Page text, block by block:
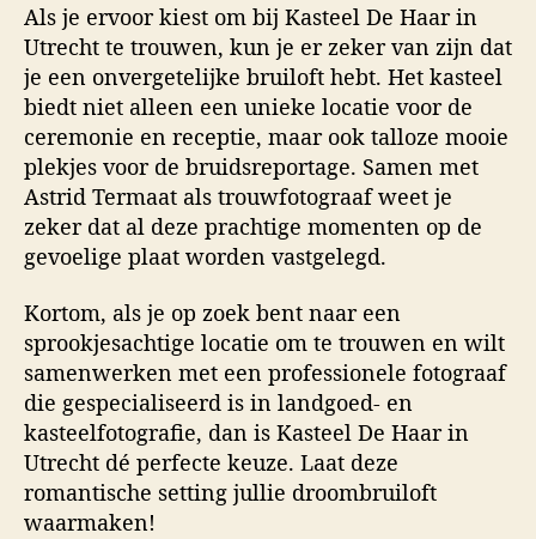
Als je ervoor kiest om bij Kasteel De Haar in
Utrecht te trouwen, kun je er zeker van zijn dat
je een onvergetelijke bruiloft hebt. Het kasteel
biedt niet alleen een unieke locatie voor de
ceremonie en receptie, maar ook talloze mooie
plekjes voor de bruidsreportage. Samen met
Astrid Termaat als trouwfotograaf weet je
zeker dat al deze prachtige momenten op de
gevoelige plaat worden vastgelegd.
Kortom, als je op zoek bent naar een
sprookjesachtige locatie om te trouwen en wilt
samenwerken met een professionele fotograaf
die gespecialiseerd is in landgoed- en
kasteelfotografie, dan is Kasteel De Haar in
Utrecht dé perfecte keuze. Laat deze
romantische setting jullie droombruiloft
waarmaken!